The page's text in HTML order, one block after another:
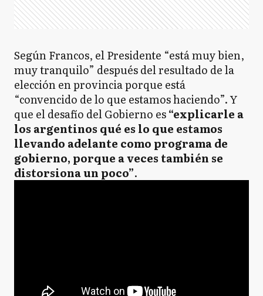
Según Francos, el Presidente “está muy bien,
muy tranquilo” después del resultado de la
elección en provincia porque está
“convencido de lo que estamos haciendo”. Y
que el desafío del Gobierno es“explicarle a
los argentinos qué es lo que estamos
llevando adelante como programa de
gobierno, porque a veces también se
distorsiona un poco”.